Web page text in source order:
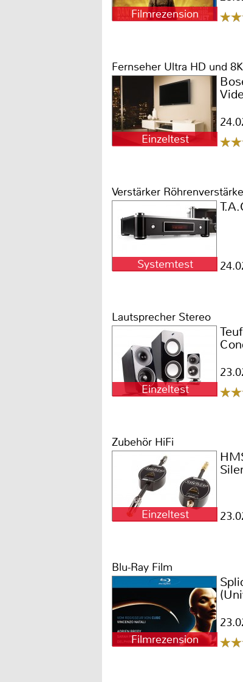
Filmrezension
Fernseher Ultra HD und 8K
Einzeltest
Verstärker
Systemtest
Lautsprecher Stereo
Einzeltest
Zubehör HiFi
Einzeltest
Blu-Ray Film
Filmrezension